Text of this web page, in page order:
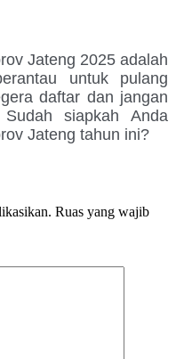
Jateng 2025 adalah
untuk pulang
daftar dan jangan
siapkah Anda
Jateng tahun ini?
Ruas yang wajib